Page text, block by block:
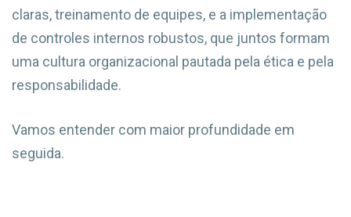
claras, treinamento de equipes, e a implementação
de controles internos robustos, que juntos formam
uma cultura organizacional pautada pela ética e pela
responsabilidade.
Vamos entender com maior profundidade em
seguida.